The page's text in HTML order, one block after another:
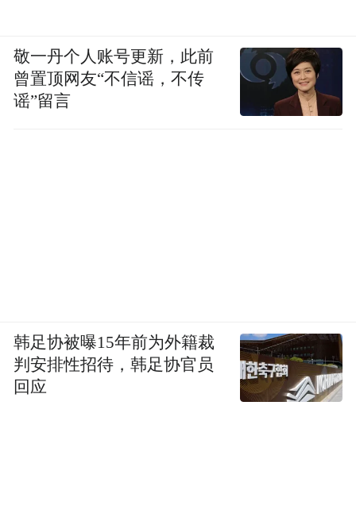
敬一丹个人账号更新，此前
曾置顶网友“不信谣，不传
谣”留言
韩足协被曝15年前为外籍裁
判安排性招待，韩足协官员
回应